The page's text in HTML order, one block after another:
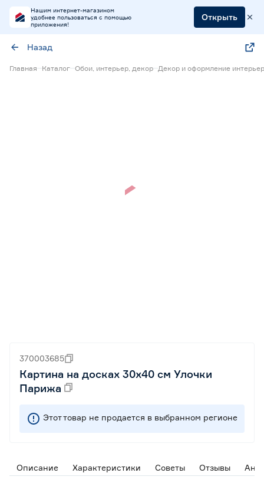
Нашим интернет-магазином
удобнее пользоваться с помощью
приложения!
Открыть
Назад
Главная Каталог Обои, интерьер, декор Декор и оформление
370003685
Картина на досках 30х40 см Улочки
Парижа
Этот товар не продается в выбранном регионе
Описание Характеристики Советы Отзывы